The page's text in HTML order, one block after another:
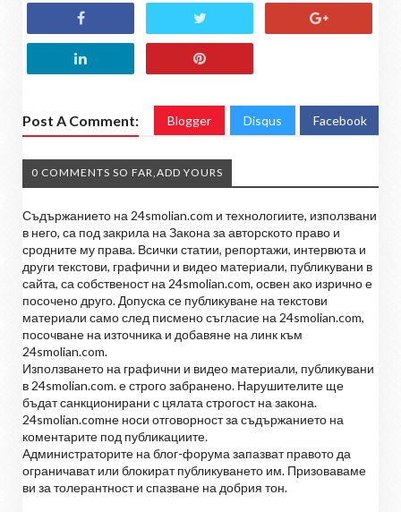
Post A Comment: Blogger Disqus Facebook
0 COMMENTS SO FAR,ADD YOURS
Съдържанието на 24smolian.com и технологиите, използвани
в него, са под закрила на Закона за авторското право и
сродните му права. Всички статии, репортажи, интервюта и
други текстови, графични и видео материали, публикувани в
сайта, са собственост на 24smolian.com, освен ако изрично е
посочено друго. Допуска се публикуване на текстови
материали само след писмено съгласие на 24smolian.com,
посочване на източника и добавяне на линк към
24smolian.com.
Използването на графични и видео материали, публикувани
в 24smolian.com. е строго забранено. Нарушителите ще
бъдат санкционирани с цялата строгост на закона.
24smolian.comне носи отговорност за съдържанието на
коментарите под публикациите.
Администраторите на блог-форума запазват правото да
ограничават или блокират публикуването им. Призоваваме
ви за толерантност и спазване на добрия тон.